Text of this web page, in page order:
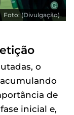
Foto: (Divulgação)
o
de
inicial e,